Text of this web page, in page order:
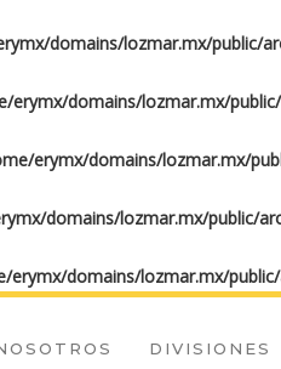
domains/lozmar.mx/public/
erymx/domains/lozmar.mx/
erymx/domains/lozmar.mx/
domains/lozmar.mx/public/
erymx/domains/lozmar.mx/
DIVISIONES